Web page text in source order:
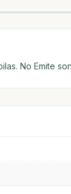
No Emite